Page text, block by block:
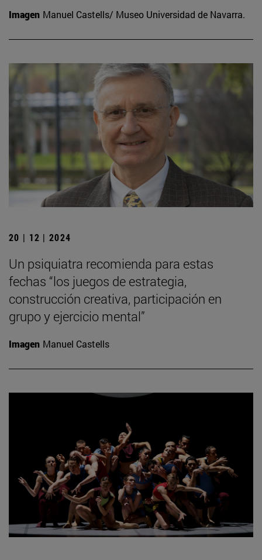
Imagen Manuel Castells/ Museo Universidad de Navarra.
20 | 12 | 2024
Un psiquiatra recomienda para estas
fechas “los juegos de estrategia,
construcción creativa, participación en
grupo y ejercicio mental”
Imagen Manuel Castells